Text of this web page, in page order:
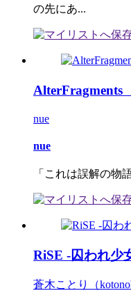
の先にあ...
AlterFragments
nue
nue
「これは誤解の物語
RiSE -囚われ少
蒼木ことり（